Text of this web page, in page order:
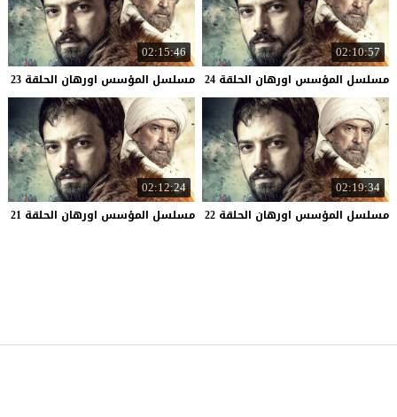
02:10:57
مسلسل المؤسس اورهان الحلقة 24
02:15:46
مسلسل المؤسس اورهان الحلقة 23
02:19:34
مسلسل المؤسس اورهان الحلقة 22
02:12:24
مسلسل المؤسس اورهان الحلقة 21